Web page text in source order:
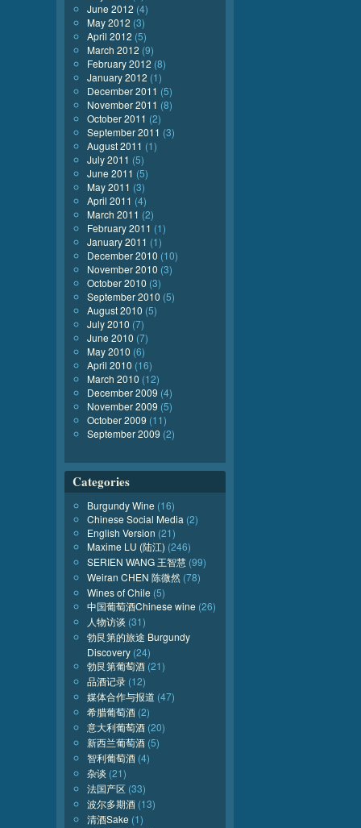
June 2012 (4)
May 2012 (3)
April 2012 (5)
March 2012 (9)
February 2012 (8)
January 2012 (1)
December 2011 (5)
November 2011 (8)
October 2011 (2)
September 2011 (3)
August 2011 (1)
July 2011 (5)
June 2011 (5)
May 2011 (3)
April 2011 (4)
March 2011 (2)
February 2011 (1)
January 2011 (1)
December 2010 (10)
November 2010 (3)
October 2010 (3)
September 2010 (5)
August 2010 (5)
July 2010 (7)
June 2010 (7)
May 2010 (6)
April 2010 (16)
March 2010 (12)
December 2009 (4)
November 2009 (5)
October 2009 (11)
September 2009 (2)
Categories
Burgundy Wine (16)
Chinese Social Media (2)
English Version (21)
Maxime LU (陆江) (246)
SERIEN WANG 王智慧 (99)
Weiran CHEN 陈微然 (78)
Wines of Chile (5)
中国葡萄酒Chinese wine (26)
人物访谈 (31)
勃艮第的旅途 Burgundy
Discovery (24)
勃艮第葡萄酒 (21)
品酒记录 (12)
媒体合作与报道 (47)
希腊葡萄酒 (2)
意大利葡萄酒 (20)
新西兰葡萄酒 (5)
智利葡萄酒 (4)
杂谈 (21)
法国产区 (33)
波尔多期酒 (13)
清酒Sake (1)